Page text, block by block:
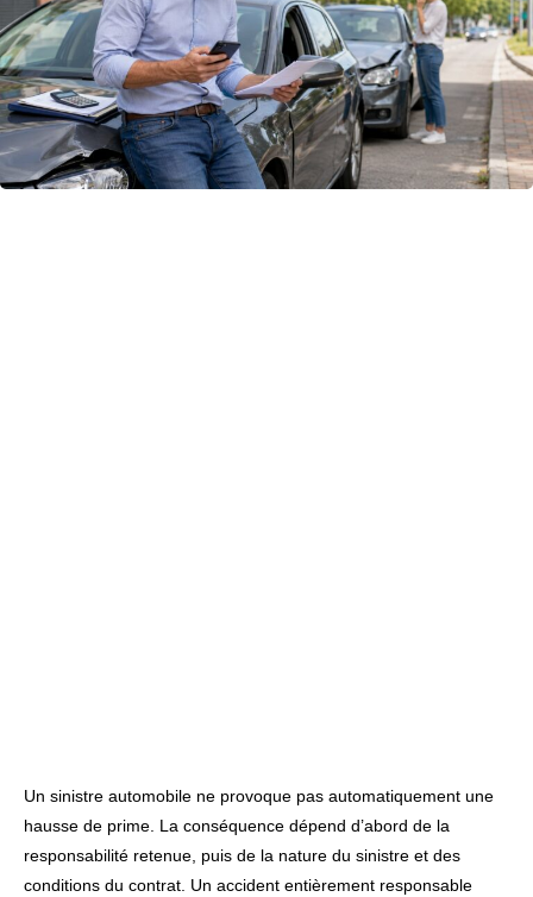
Un sinistre automobile ne provoque pas automatiquement une
hausse de prime. La conséquence dépend d’abord de la
responsabilité retenue, puis de la nature du sinistre et des
conditions du contrat. Un accident entièrement responsable